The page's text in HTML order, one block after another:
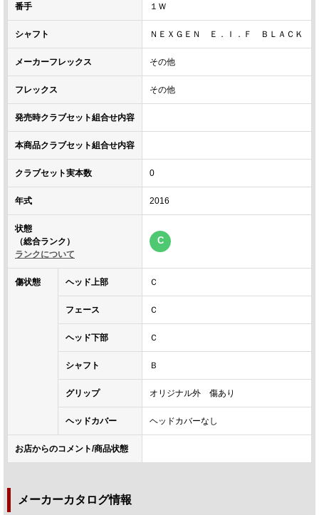
番手 １Ｗ
シャフト ＮＥＸＧＥＮ Ｅ．Ｉ．Ｆ ＢＬＡＣＫ
メーカーフレックス その他
フレックス その他
発売時クラブセット組合せ内容
本商品クラブセット組合せ内容
クラブセット実本数 0
年式 2016
状態
（総合ランク）
ランクについて
C
傷状態 ヘッド上部 Ｃ
フェース Ｃ
ヘッド下部 Ｃ
シャフト Ｂ
グリップ オリジナル外 傷あり
ヘッドカバー ヘッドカバーなし
お店からのコメント/商品状態
メーカーカタログ情報